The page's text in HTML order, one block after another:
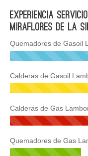
Experiencia
Miraflores de la
Quemadores de Gasoil
Calderas de Gasoil
Calderas de Gas
Quemadores de Gas